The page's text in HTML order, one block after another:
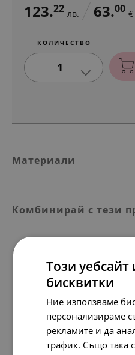
123.22 лв. 63.00 €
КОЛИЧЕСТВО
1
Материали
Комбинирай с тези
Този уебсайт
бисквитки
Ние използваме
персонализираме
рекламите и да
трафик. Също така